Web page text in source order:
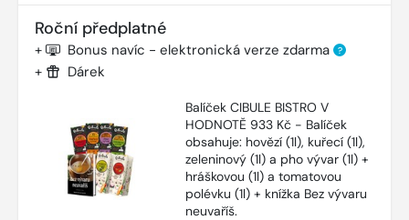
Roční předplatné
+ Bonus navíc - elektronická verze zdarma ?
+ Dárek
Balíček CIBULE BISTRO V
HODNOTĚ 933 Kč - Balíček
obsahuje: hovězí (1l), kuřecí (1l),
zeleninový (1l) a pho vývar (1l) +
hráškovou (1l) a tomatovou
polévku (1l) + knížka Bez vývaru
neuvaříš.